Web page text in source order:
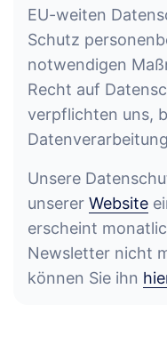
EU-weiten
Schutz
notwendigen
Recht auf
verpflichten uns,
Unsere
unserer Website
erscheint
Newsletter nicht
können Sie ihn